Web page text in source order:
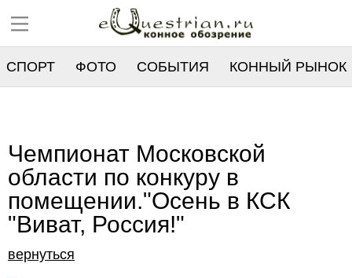
СПОРТ ФОТО СОБЫТИЯ КОННЫЙ РЫНОК
Чемпионат Московской
области по конкуру в
помещении."Осень в КСК
"Виват, Россия!"
вернуться